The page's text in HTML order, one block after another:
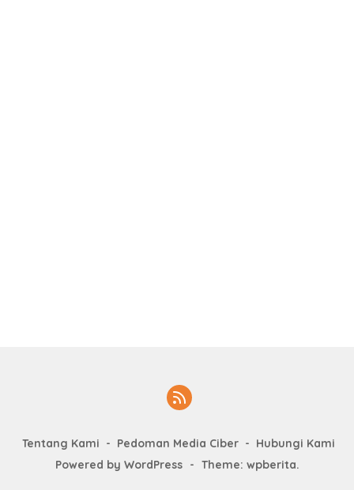
Tentang Kami Pedoman Media Ciber
Hubungi Kami
Powered by WordPress - Theme: wpberita.